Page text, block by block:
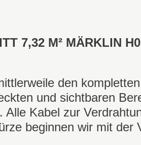
7,32 M² MÄRKLIN
den
und sichtbaren
Alle Kabel zur
beginnen wir mit der